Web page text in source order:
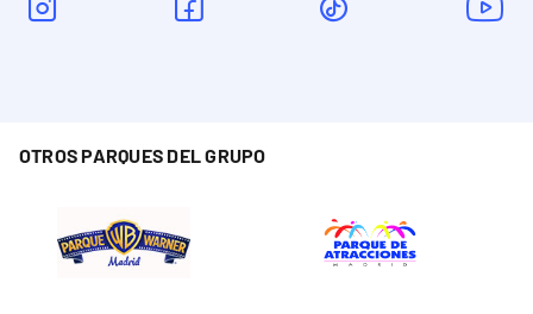
OTROS PARQUES DEL GRUPO